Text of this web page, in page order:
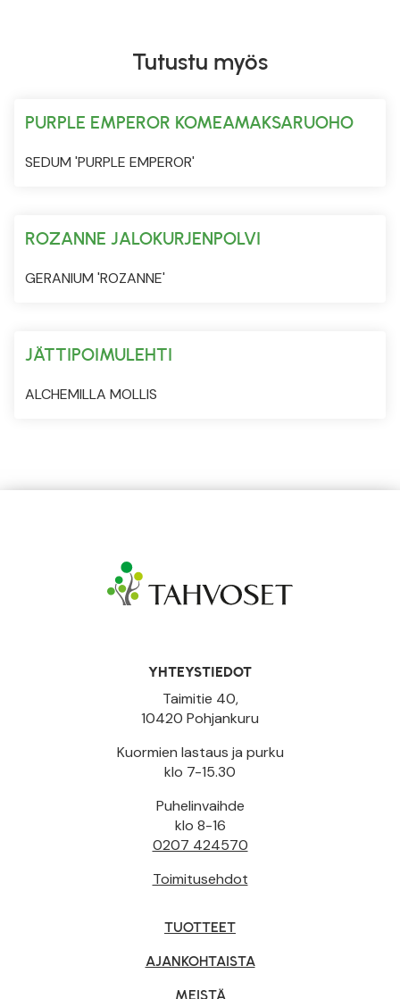
Tutustu myös
PURPLE EMPEROR KOMEAMAKSARUOHO
SEDUM 'PURPLE EMPEROR'
ROZANNE JALOKURJENPOLVI
GERANIUM 'ROZANNE'
JÄTTIPOIMULEHTI
ALCHEMILLA MOLLIS
YHTEYSTIEDOT
Taimitie 40,
10420 Pohjankuru
Kuormien lastaus ja purku
klo 7-15.30
Puhelinvaihde
klo 8-16
0207 424570
Toimitusehdot
TUOTTEET
AJANKOHTAISTA
MEISTÄ